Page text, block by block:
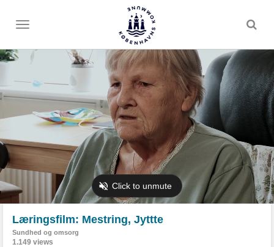
Toggle
Læringsfilm: Mestring, Jyttte
Sundhed og omsorg
1.149 views